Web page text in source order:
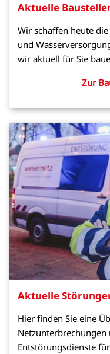
Aktuelle
Wir schaffen heute
und
wir aktuell für Sie
Zur
Aktuelle
Hier finden Sie eine
Entstörungsdienste